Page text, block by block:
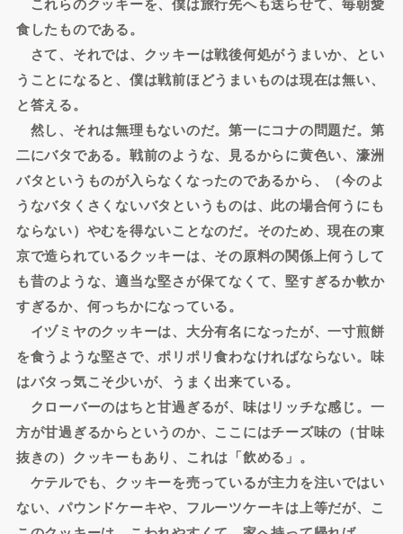
食したものである。
さて、それでは、クッキーは戦後何処がうまいか、とい
うことになると、僕は戦前ほどうまいものは現在は無い、
と答える。
然し、それは無理もないのだ。第一にコナの問題だ。第
二にバタである。戦前のような、見るからに黄色い、濠洲
バタというものが入らなくなったのであるから、（今のよ
うなバタくさくないバタというものは、此の場合何うにも
ならない）やむを得ないことなのだ。そのため、現在の東
京で造られているクッキーは、その原料の関係上何うして
も昔のような、適当な堅さが保てなくて、堅すぎるか軟か
すぎるか、何っちかになっている。
イヅミヤのクッキーは、大分有名になったが、一寸煎餅
を食うような堅さで、ポリポリ食わなければならない。味
はバタっ気こそ少いが、うまく出来ている。
クローバーのはちと甘過ぎるが、味はリッチな感じ。一
方が甘過ぎるからというのか、ここにはチーズ味の（甘味
抜きの）クッキーもあり、これは「飲める」。
ケテルでも、クッキーを売っているが主力を注いではい
ない、パウンドケーキや、フルーツケーキは上等だが、こ